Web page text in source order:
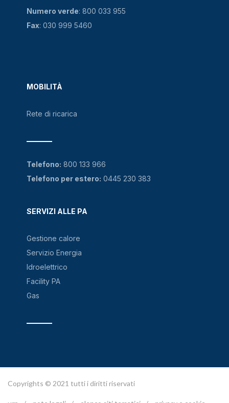
MOBILITÀ
Rete di ricarica
SERVIZI ALLE PA
Gestione calore
Servizio Energia
Idroelettrico
Facility PA
Gas
Numero verde: 800 033 955
Fax: 030 999 5460
Telefono: 800 133 966
Telefono per estero: 0445 230 383
Copyrights © 2021 tutti i diritti riservati